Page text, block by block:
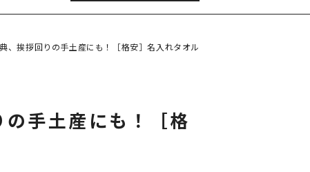
目的・シーン
、挨拶回りの手土産にも！［格安］名入れタオル
手土産にも！［格